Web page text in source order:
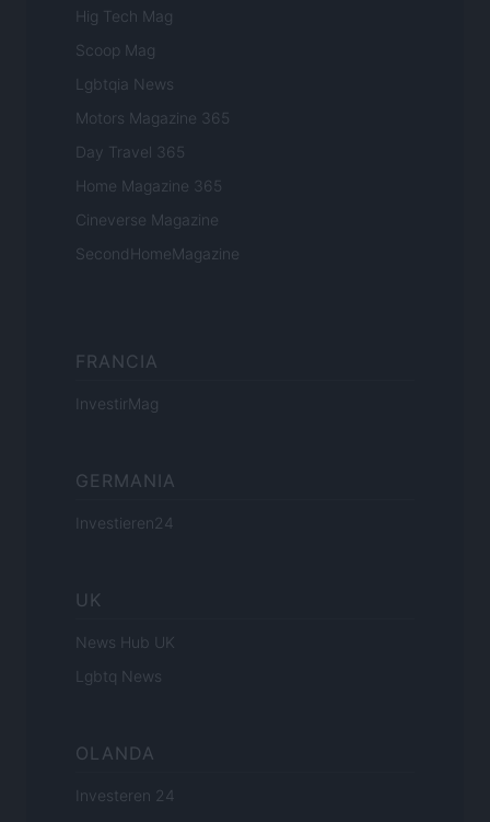
Hig Tech Mag
Scoop Mag
Lgbtqia News
Motors Magazine 365
Day Travel 365
Home Magazine 365
Cineverse Magazine
SecondHomeMagazine
FRANCIA
InvestirMag
GERMANIA
Investieren24
UK
News Hub UK
Lgbtq News
OLANDA
Investeren 24